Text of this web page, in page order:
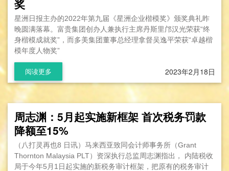
奖
星洲日报主办的2022年第九届《星洲企业楷模奖》颁奖典礼昨
晚圆满落幕。富贵集团创办人兼执行主席丹斯里邝汉光荣获“终
身楷模成就奖”，而多美集团董事总经理拿督吴逸平荣获“卓越楷
模年度人物奖”
阅读更多 2023年2月18日
周志渊：5月起实施新框架 首次税务罚款
降额至15%
（八打灵再也8 日讯）马来西亚致同会计师事务所（Grant
Thornton Malaysia PLT）资深执行总监周志渊指出， 内陆税收
局于今年5月1日起实施的新税务审计框架，把原有的税务审计